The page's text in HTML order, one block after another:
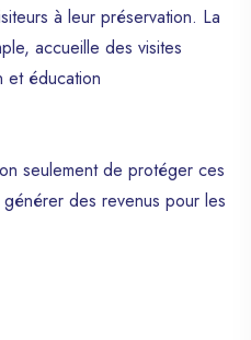
à leur préservation. La
accueille des visites
et éducation
seulement de protéger ces
des revenus pour les